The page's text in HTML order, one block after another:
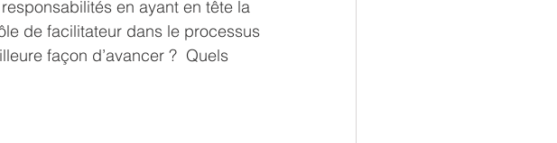
en ayant en tête la
de facilitateur dans le processus
façon d’avancer ?  Quels